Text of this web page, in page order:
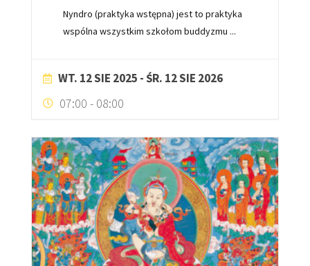
Nyndro (praktyka wstępna) jest to praktyka
wspólna wszystkim szkołom buddyzmu ...
WT. 12 SIE 2025 - ŚR. 12 SIE 2026
07:00 - 08:00